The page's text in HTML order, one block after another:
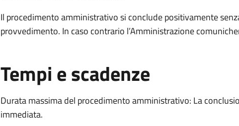
Il procedimento amministrativo si conclude positivamente
provvedimento. In caso contrario l’Amministrazione
Tempi e scadenze
Durata massima del procedimento amministrativo: La
immediata.